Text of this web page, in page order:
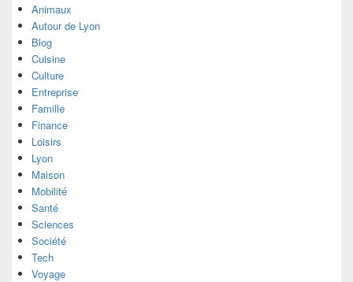
Animaux
Autour de Lyon
Blog
Cuisine
Culture
Entreprise
Famille
Finance
Loisirs
Lyon
Maison
Mobilité
Santé
Sciences
Société
Tech
Voyage